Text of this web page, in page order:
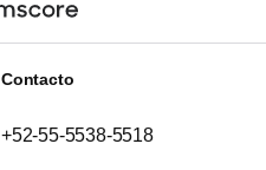
Contacto
+52-55-5538-5518